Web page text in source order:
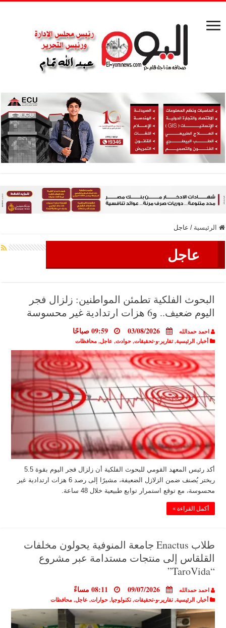
الرئيسية / عاجل
عاجل
البحوث الفلكية تطمئن المواطنين: زلزال فجر
اليوم ضعيف.. و6 هزات ارتدادية غير محسوسة
احمد حمدالله 03/08/2026 09:59 صباحًا
أخبار,الرئيسية,تقارير-و-تحقيقات,حوادث, عاجل,محافظات
أكد رئيس المعهد القومي للبحوث الفلكية أن زلزال فجر اليوم بقوة 5.5
ريختر يُصنف ضمن الزلازل الضعيفة، مشيرًا إلى رصد 6 هزات ارتدادية غير
محسوسة، مع توقع استمرار توابع طبيعية خلال 48 ساعة.
أكمل القراءة »
طلاب Enactus جامعة المنوفية يحولون مخلفات
القلقاس إلى منتجات مستدامة عبر مشروع
“TaroVida”
احمد حمدالله 09/07/2026
أخبار,الرئيسية,تقارير-و-تحقيقات,تكنولوجيا,حوارات, عاجل,محافظات